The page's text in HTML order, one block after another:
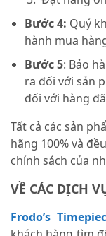
Bước 4: Quý
hành mua
Bước 5: Bảo
ra đối với sản
đối với hàng
Tất cả các sản
hãng 100% và
chính sách của
VỀ CÁC DỊCH
Frodo’s